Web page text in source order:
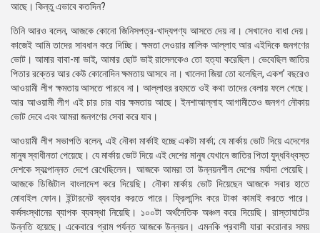
আছে। কিন্তু এভাবে কতদিন?
তিনি আরও বলেন, আজকে কোনো জিনিসপত্র-খাদ্যপণ্য আসতে দেয় না। সেখানেও বাধা দেয়।
কাজেই আমি তাদের সাবধান করে দিচ্ছি। ক্ষমতা দেওয়ার মালিক আল্লাহ আর এইদিকে জনগণের
ভোট। আমার বাবা-মা ভাই, আমার ছোট ভাই রাসেলকেও তো হত্যা করেছিল। ভেবেছিল জাতির
পিতার রক্তের আর কেউ কোনোদিন ক্ষমতায় আসবে না। খালেদা জিয়া তো বলেছিল, একশ’ বছরেও
আওয়ামী লীগ ক্ষমতায় আসতে পারবে না। আল্লাহর রহমতে ওই কথা তাদের বেলায় ফলে গেছে।
আর আওয়ামী লীগ এই চার চার বার ক্ষমতায় আছে। ইনশাআল্লাহ আগামীতেও জনগণ নৌকায়
ভোট দেবে এবং আমরা জনগণের সেবা করে যাব।
আওয়ামী লীগ সভাপতি বলেন, এই নৌকা মার্কাই হচ্ছে একটা মার্কা; যে মার্কায় ভোট দিয়ে এদেশের
মানুষ স্বাধীনতা পেয়েছে। যে মার্কায় ভোট দিয়ে এই দেশের মানুষ যেখানে জাতির পিতা যুদ্ধবিধ্বস্ত
দেশকে স্বল্পোন্নত দেশে রেখেছিলেন। আজকে আমরা তা উন্নয়নশীল দেশের মর্যাদা পেয়েছি।
আজকে ডিজিটাল বাংলাদেশ করে দিয়েছি। নৌকা মার্কায় ভোট দিয়েছেন আজকে সবার হাতে
মোবাইল ফোন। ইন্টারনেট ব্যবহার করতে পারে। ফ্রিলান্সিং করে টাকা কামাই করতে পারে।
কর্মসংস্থানের ব্যাপক ব্যবস্থা নিয়েছি। ১০০টা অর্থনৈতিক অঞ্চল করে দিয়েছি। রাস্তাঘাটের
উন্নতি হয়েছে। একেবারে গ্রাম পর্যন্ত আজকে উন্নয়ন। এমনকি প্রবাসী যারা করোনার সময়